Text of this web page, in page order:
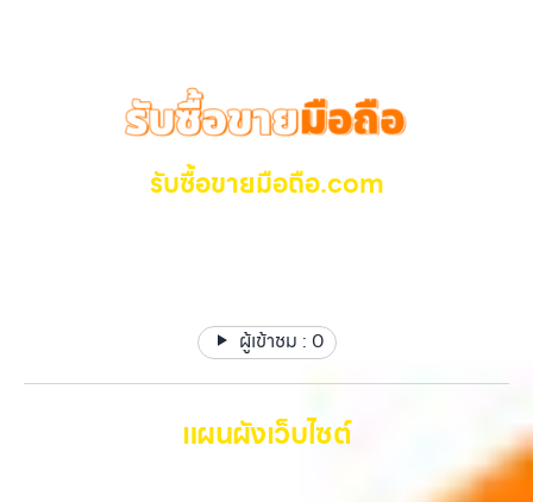
รับซื้อขายมือถือ.com
ผู้เข้าชม : 0
แผนผังเว็บไซต์